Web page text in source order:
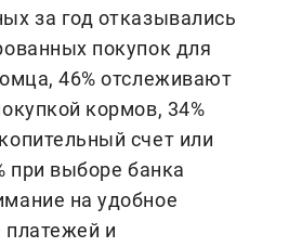
за год отказывались
покупок для
46% отслеживают
кормов, 34%
счет или
при выборе банка
на удобное
платежей и